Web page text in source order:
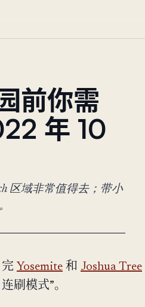
前你需
年 10
区域非常值得去；带小
完 Yosemite 和 Joshua Tree
连刷模式”。